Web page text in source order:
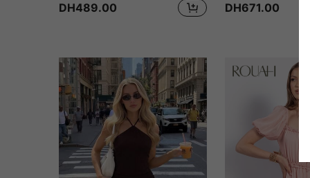
DH489.00 DH671.00